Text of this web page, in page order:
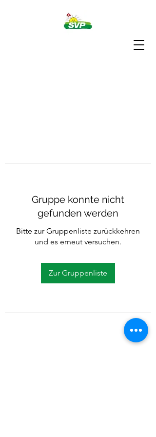
Gruppe konnte nicht
gefunden werden
Bitte zur Gruppenliste zurückkehren
und es erneut versuchen.
Zur Gruppenliste